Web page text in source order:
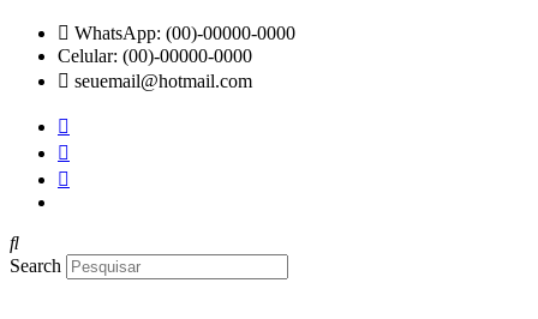
para
conteúdo
WhatsApp: (00)-00000-0000
Celular: (00)-00000-0000
seuemail@hotmail.com
Search